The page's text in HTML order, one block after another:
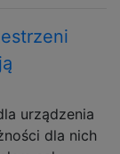
urządzenia
dla nich